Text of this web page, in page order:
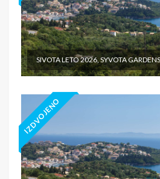
SIVOTA LETO 2026, SYVOTA GARDENS
IZDVOJENO